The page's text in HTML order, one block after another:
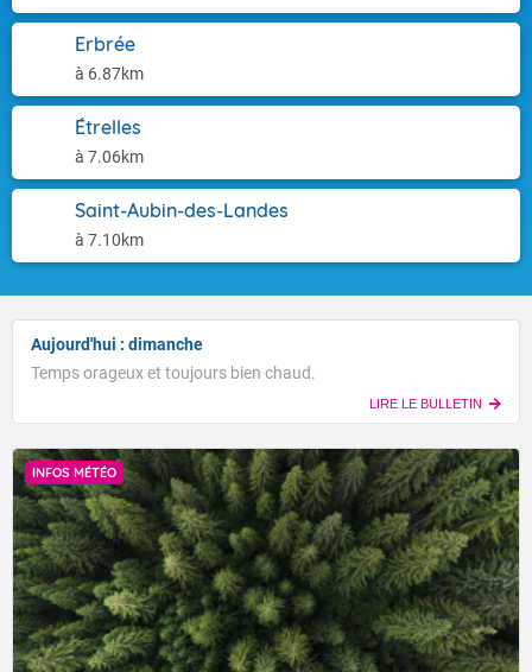
Erbrée
à 6.87km
Étrelles
à 7.06km
Saint-Aubin-des-Landes
à 7.10km
Aujourd'hui : dimanche
Temps orageux et toujours bien chaud.
LIRE LE BULLETIN
INFOS MÉTÉO